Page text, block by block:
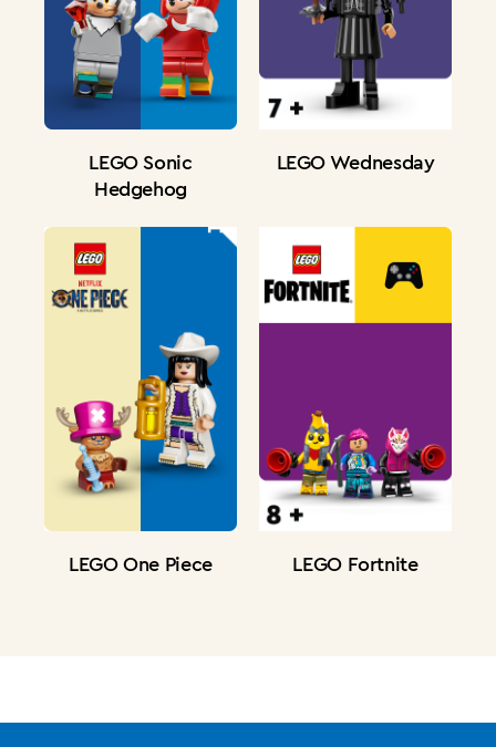
LEGO Sonic
Hedgehog
LEGO Wednesday
LEGO One Piece LEGO Fortnite